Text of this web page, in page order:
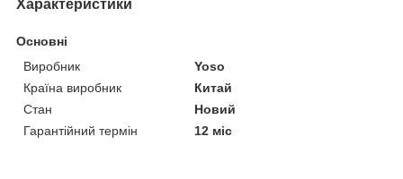
Характеристики
Основні
Виробник
Yoso
Країна виробник
Китай
Стан
Новий
Гарантійний термін
12 міс